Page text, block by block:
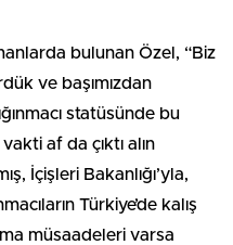
bulunan Özel, “Biz
ve başımızdan
statüsünde bu
af da çıktı alın
İçişleri Bakanlığı’yla,
Türkiye’de kalış
müsaadeleri varsa